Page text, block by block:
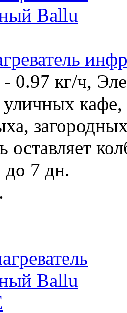
0.97 кг/ч,
кафе,
оставляет
до 7 дн.